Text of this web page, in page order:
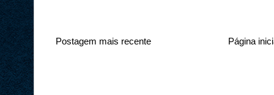
Postagem mais recente Página